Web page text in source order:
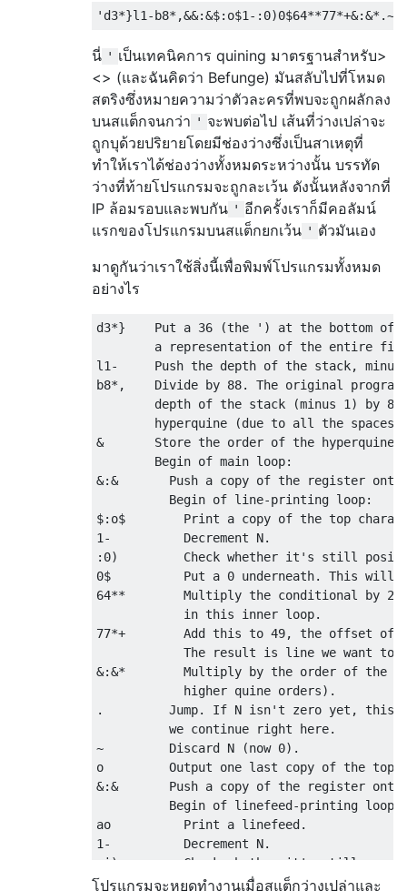
&
*
8
1
l
}
*
3
d
นี่ ' เป็นเทคนิคการ quining มาตรฐานสำหรับ>
<> (และฉันคิดว่า Befunge) มันสลับไปที่โหมด
สตริงซึ่งหมายความว่าตัวละครที่พบจะถูกผลักลง
บนสแต็กจนกว่า ' จะพบต่อไป เส้นที่ว่างเปล่าจะ
ถูกบุด้วยปริยายโดยมีช่องว่างซึ่งเป็นสาเหตุที่
ทำให้เราได้ช่องว่างทั้งหมดระหว่างนั้น บรรทัด
ว่างที่ท้ายโปรแกรมจะถูกละเว้น ดังนั้นหลังจากที่
IP ล้อมรอบและพบกัน ' อีกครั้งเราก็มีคอลัมน์
แรกของโปรแกรมบนสแต็กยกเว้น ' ตัวมันเอง
มาดูกันว่าเราใช้สิ่งนี้เพื่อพิมพ์โปรแกรมทั้งหมด
อย่างไร
d3*}    Put a 36 (the ') at the bottom of
a representation of the entire
l1-     Push the depth of the stack,
b8*,    Divide by 88. The original
depth of the stack (minus 1) by
hyperquine (due to all the spaces
&       Store the order of the hyperquine
        Begin of main loop:
&:&       Push a copy of the register
          Begin of line-printing loop:
$:o$        Print a copy of the top
1-          Decrement N.
:0)         Check whether it's still
0$          Put a 0 underneath. This will
64**        Multiply the conditional by 24.
            in this inner loop.
77*+        Add this to 49, the offset of
The result is line we want to
&:&*        Multiply by the order of the
            higher quine orders).
.         Jump. If N isn't zero yet, this
          we continue right here.
~         Discard N (now 0).
o         Output one last copy of the top
&:&       Push a copy of the register
          Begin of linefeed-printing loop:
ao          Print a linefeed.
1-          Decrement N.
:i)         Check whether it's still non-
The next bit is essentially
โปรแกรมจะหยุดทำงานเมื่อสแต็กว่างเปล่าและ